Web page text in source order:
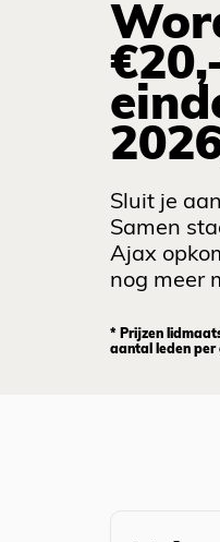
Sluit je
Samen
Ajax
nog meer
* Prijzen
aantal leden per